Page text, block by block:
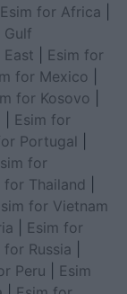
Esim for Africa
Gulf
Esim for
for Mexico
for Kosovo
Esim for
Portugal
for
for Thailand
for Vietnam
Esim for
for Russia
Peru
Esim